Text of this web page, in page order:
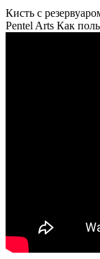
Кисть с
Pentel Arts Как